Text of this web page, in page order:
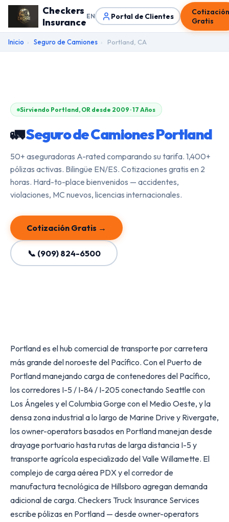
Checkers
InsuranceEN Portal de Clientes
Gratis
Inicio › Seguro de Camiones › Portland, CA
Sirviendo Portland, OR desde 2009 · 17 Años
🚛Seguro de Camiones Portland
50+ aseguradoras A-rated comparando su tarifa. 1,400+
pólizas activas. Bilingüe EN/ES. Cotizaciones gratis en 2
horas. Hard-to-place bienvenidos — accidentes,
violaciones, MC nuevos, licencias internacionales.
Cotización Gratis →
📞 (909) 824-6500
Portland es el hub comercial de transporte por carretera
más grande del noroeste del Pacífico. Con el Puerto de
Portland manejando carga de contenedores del Pacífico,
los corredores I-5 / I-84 / I-205 conectando Seattle con
Los Ángeles y el Columbia Gorge con el Medio Oeste, y la
densa zona industrial a lo largo de Marine Drive y Rivergate,
los owner-operators basados en Portland manejan desde
drayage portuario hasta rutas de larga distancia I-5 y
transporte agrícola especializado del Valle Willamette. El
complejo de carga aérea PDX y el corredor de
manufactura tecnológica de Hillsboro agregan demanda
adicional de carga. Checkers Truck Insurance Services
escribe pólizas en Portland — desde owner-operators